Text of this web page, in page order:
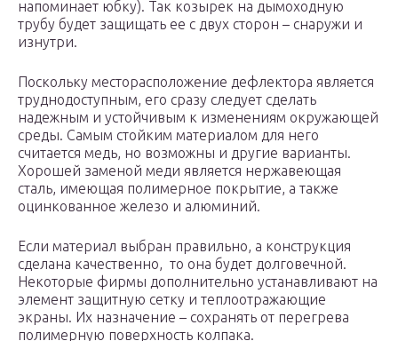
напоминает юбку). Так козырек на дымоходную
трубу будет защищать ее с двух сторон – снаружи и
изнутри.
Поскольку месторасположение дефлектора является
труднодоступным, его сразу следует сделать
надежным и устойчивым к изменениям окружающей
среды. Самым стойким материалом для него
считается медь, но возможны и другие варианты.
Хорошей заменой меди является нержавеющая
сталь, имеющая полимерное покрытие, а также
оцинкованное железо и алюминий.
Если материал выбран правильно, а конструкция
сделана качественно, то она будет долговечной.
Некоторые фирмы дополнительно устанавливают на
элемент защитную сетку и теплоотражающие
экраны. Их назначение – сохранять от перегрева
полимерную поверхность колпака.